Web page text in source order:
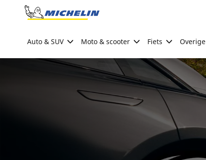
Go to page content
Auto & SUV Moto & scooter Fiets Overige